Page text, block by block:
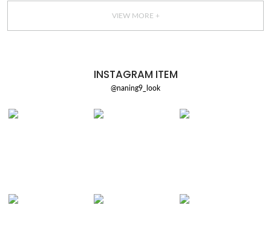
VIEW MORE +
INSTAGRAM ITEM
@naning9_look